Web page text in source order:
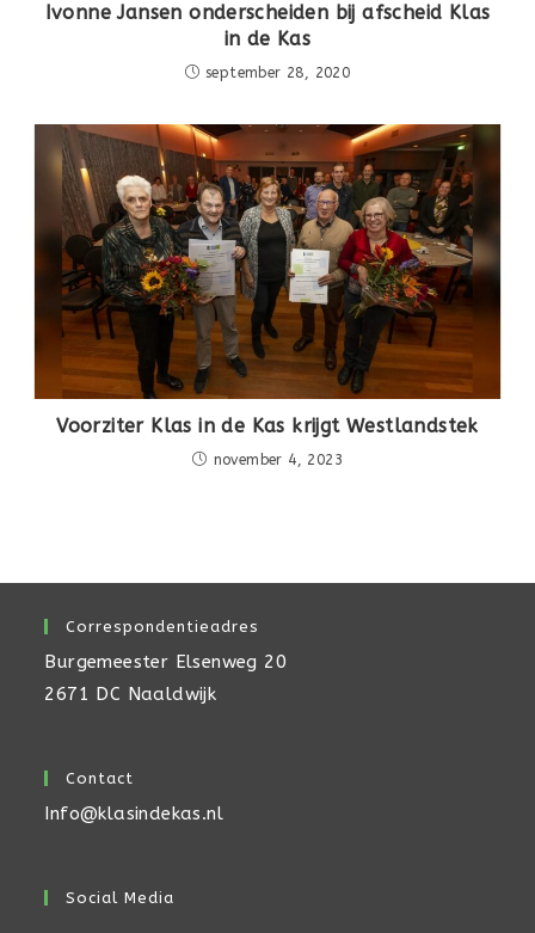
Ivonne Jansen onderscheiden bij afscheid Klas
in de Kas
september 28, 2020
Voorziter Klas in de Kas krijgt Westlandstek
november 4, 2023
Correspondentieadres
Burgemeester Elsenweg 20
2671 DC Naaldwijk
Contact
Info@klasindekas.nl
Social Media